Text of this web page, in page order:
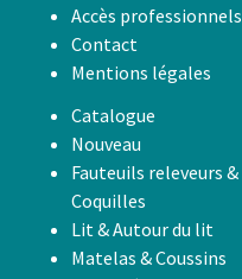
Accès professionnels
Contact
Mentions légales
Catalogue
Nouveau
Fauteuils releveurs &
Coquilles
Lit & Autour du lit
Matelas & Coussins